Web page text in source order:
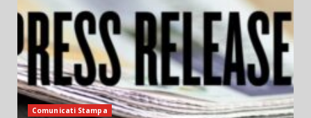
Comunicati Stampa